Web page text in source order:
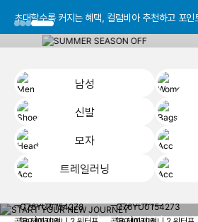
초대할수록 커지는 혜택, 컬럼비아 추천하고 포인
초대할수록 커지는 혜택, 컬럼비아 추천하고 포인
초대할수록 커지는 혜택, 컬럼비아 추천하고 포인
남성
신발
모자
트레일러닝START
헤이지 져니 New 컬러 UP